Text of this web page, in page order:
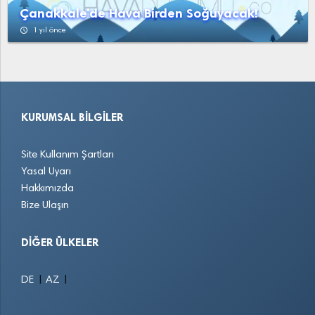
Çanakkale'de Hava Birden Soğuyacak!
access_time 1 yıl önce
KURUMSAL BILGILER
Site Kullanım Şartları
Yasal Uyarı
Hakkımızda
Bize Ulaşın
DIĞER ÜLKELER
DE AZ